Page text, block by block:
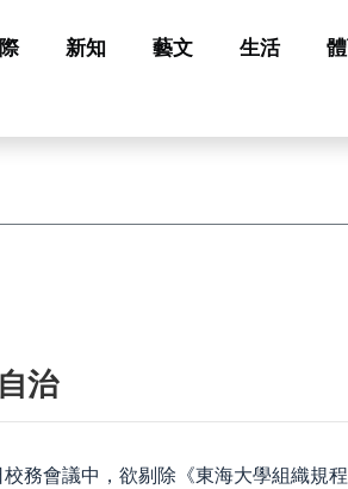
新知 藝文 生活
治
務會議中，欲剔除《東海大學組織